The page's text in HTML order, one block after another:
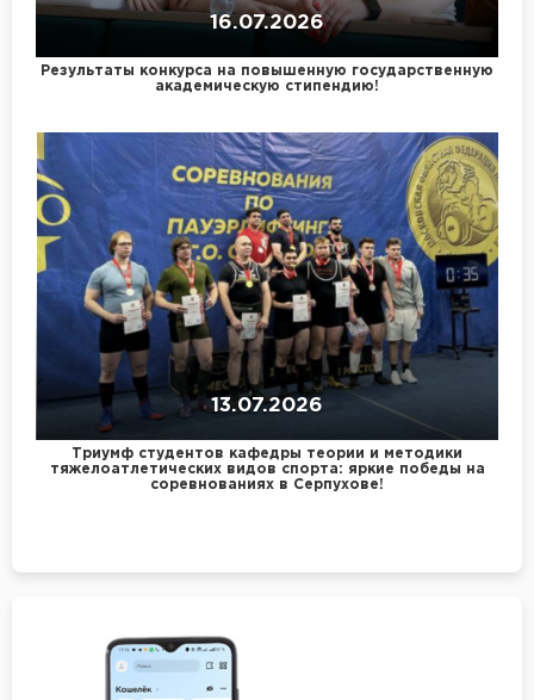
16.07.2026
Результаты конкурса на повышенную государственную
академическую стипендию!
13.07.2026
Триумф студентов кафедры теории и методики
тяжелоатлетических видов спорта: яркие победы на
соревнованиях в Серпухове!